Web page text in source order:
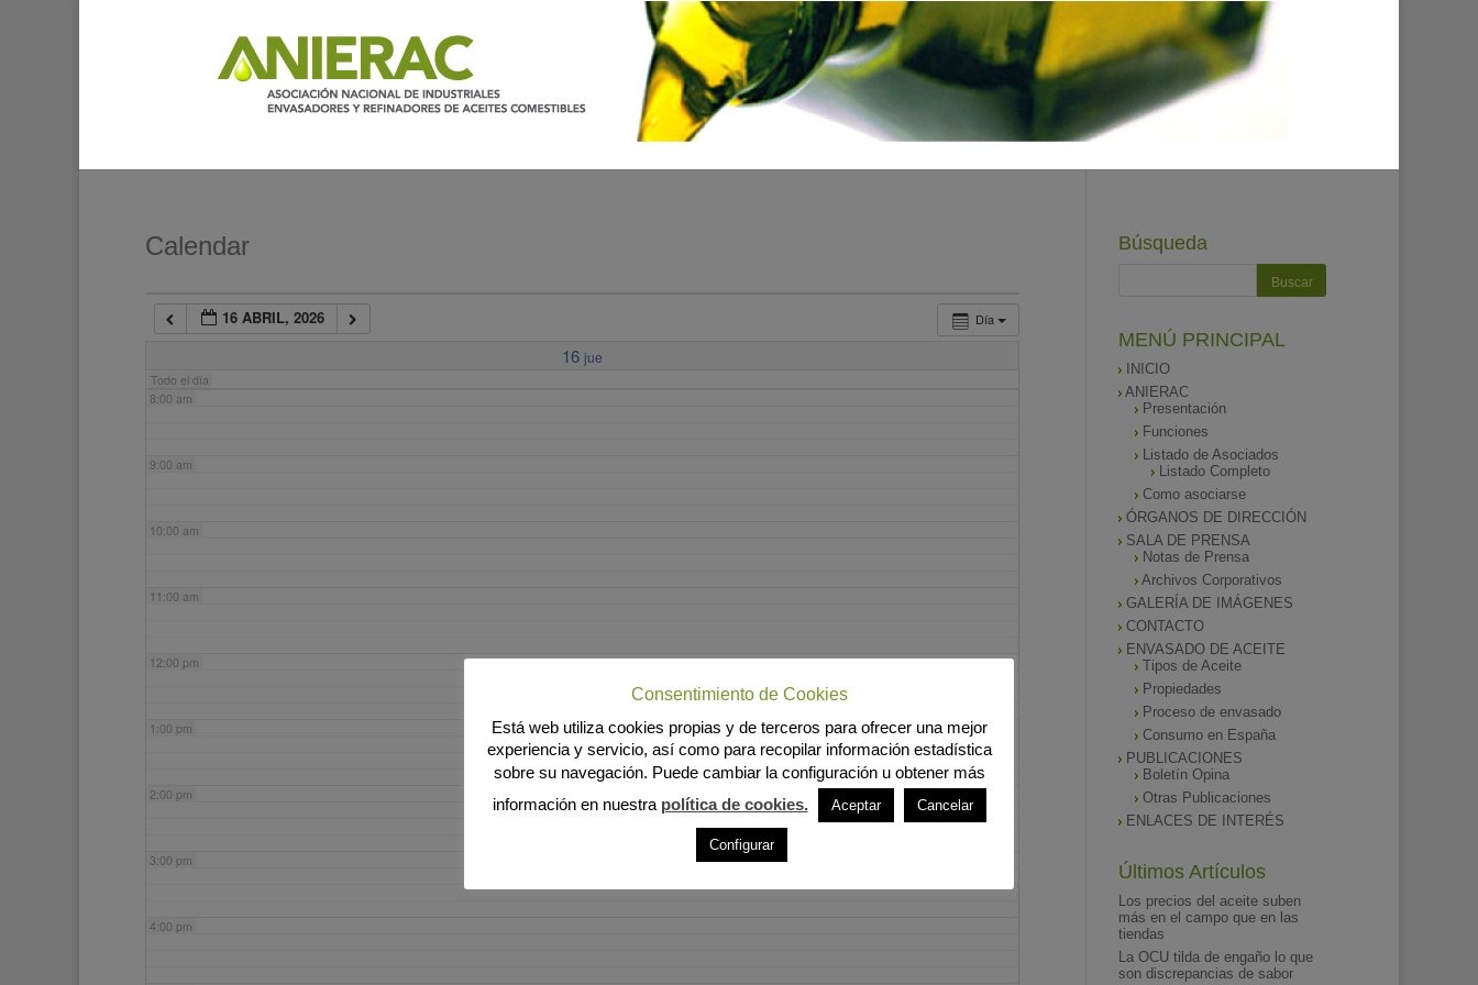
Calendar
Día
16 ABRIL, 2026
16 jue
Todo el día
7:00 am
8:00 am
9:00 am
10:00 am
11:00 am
12:00 pm
1:00 pm
2:00 pm
3:00 pm
4:00 pm
Búsqueda
MENÚ PRINCIPAL
INICIO
ANIERAC
Presentación
Funciones
Listado de Asociados
Listado Completo
Como asociarse
ÓRGANOS DE DIRECCIÓN
SALA DE PRENSA
Notas de Prensa
Archivos Corporativos
GALERÍA DE IMÁGENES
CONTACTO
ENVASADO DE ACEITE
Tipos de Aceite
Propiedades
Proceso de envasado
Consumo en España
PUBLICACIONES
Boletín Opina
Otras Publicaciones
ENLACES DE INTERÉS
Últimos Artículos
Los precios del aceite suben
más en el campo que en las
tiendas
La OCU tilda de engaño lo que
son discrepancias de sabor
Consentimiento de Cookies
Está web utiliza cookies propias y de terceros para ofrecer una mejor
experiencia y servicio, así como para recopilar información estadística
sobre su navegación. Puede cambiar la configuración u obtener más
información en nuestra política de cookies. Aceptar Cancelar
Configurar